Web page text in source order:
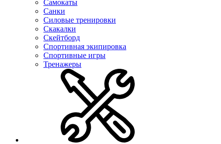
Самокаты
Санки
Силовые тренировки
Скакалки
Скейтборд
Спортивная экипировка
Спортивные игры
Тренажеры